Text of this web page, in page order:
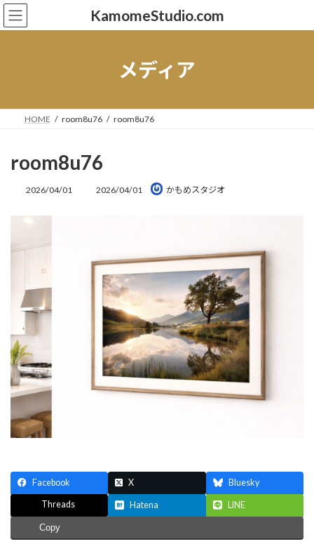
コ
ン
ナ
ビ
KamomeStudio.com
メディア
HOME room8u76 room8u76
room8u76
2026/04/01
最
:
2026/04/01 かもめスタジオ
Facebook X Bluesky
Threads Hatena LINE
Copy